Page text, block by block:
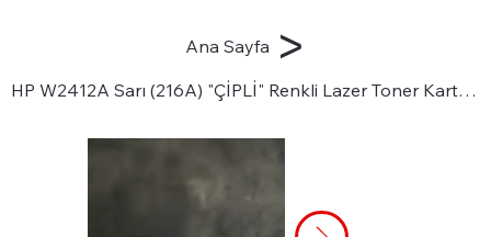
Ana Sayfa >
HP W2412A Sarı (216A) "ÇİPLİ" Renkli Lazer Toner Kartuşu için